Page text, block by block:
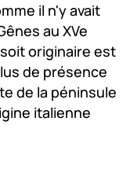
il n'y avait
au XVe
originaire est
de présence
de la péninsule
italienne